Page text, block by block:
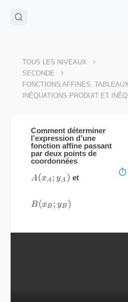
🌴Cahier de vacances offert
Télécharge ton PDF
TOUS LES NIVEAUX >
SECONDE >
FONCTIONS AFFINES.
INÉQUATIONS PRODUIT ET
Comment déterminer
l’expression d’une
fonction affine passant
par deux points de
coordonnées
A(x_A
A(xA; yA ) et
B(x_B
B(xB ; yB )